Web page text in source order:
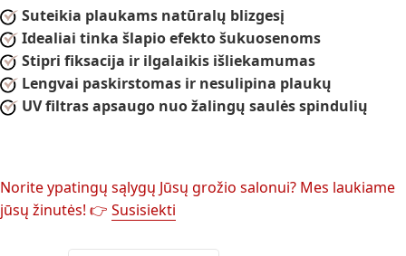
Suteikia plaukams natūralų blizgesį
Idealiai tinka šlapio efekto šukuosenoms
Stipri fiksacija ir ilgalaikis išliekamumas
Lengvai paskirstomas ir nesulipina plaukų
UV filtras apsaugo nuo žalingų saulės spindulių
Norite ypatingų sąlygų Jūsų grožio salonui? Mes laukiame
jūsų žinutės! 👉 Susisiekti